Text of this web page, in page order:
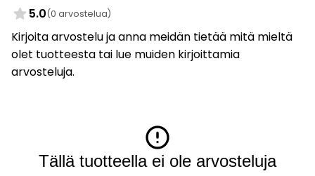
5.0(0 arvostelua)
Kirjoita arvostelu ja anna meidän tietää mitä mieltä
olet tuotteesta tai lue muiden kirjoittamia
arvosteluja.
Tällä tuotteella ei ole arvosteluja